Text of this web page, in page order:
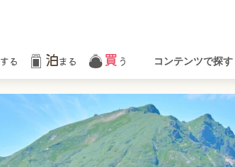
する 泊まる 買 う コンテンツで探す